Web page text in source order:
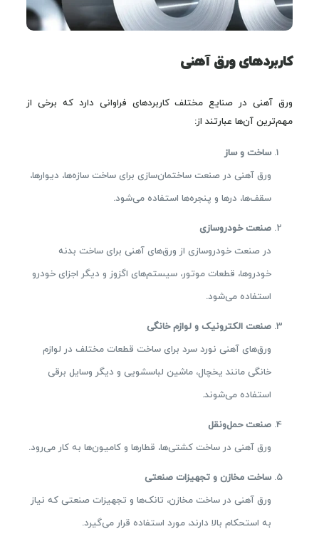
کاربردهای ورق آهنی
ورق آهنی در صنایع مختلف کاربردهای فراوانی دارد که برخی از
مهم‌ترین آن‌ها عبارتند از:
ساخت و ساز
ورق آهنی در صنعت ساختمان‌سازی برای ساخت سازه‌ها، دیوارها،
سقف‌ها، درها و پنجره‌ها استفاده می‌شود.
صنعت خودروسازی
در صنعت خودروسازی از ورق‌های آهنی برای ساخت بدنه
خودروها، قطعات موتور، سیستم‌های اگزوز و دیگر اجزای خودرو
استفاده می‌شود.
صنعت الکترونیک و لوازم خانگی
ورق‌های آهنی نورد سرد برای ساخت قطعات مختلف در لوازم
خانگی مانند یخچال، ماشین لباسشویی و دیگر وسایل برقی
استفاده می‌شوند.
صنعت حمل‌ونقل
ورق آهنی در ساخت کشتی‌ها، قطارها و کامیون‌ها به کار می‌رود.
ساخت مخازن و تجهیزات صنعتی
ورق آهنی در ساخت مخازن، تانک‌ها و تجهیزات صنعتی که نیاز
به استحکام بالا دارند، مورد استفاده قرار می‌گیرد.